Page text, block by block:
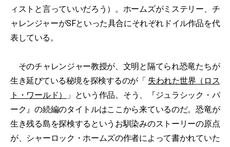
ィストと言っていいだろう）。ホームズがミステリー、チ
ャレンジャーがSFといった具合にそれぞれドイル作品を代
表している。
そのチャレンジャー教授が、文明と隔てられ恐竜たちが
生き延びている秘境を探検するのが「 失われた世界（ロス
ト・ワールド）
」という作品。そう、『ジュラシック・パ
ーク』の続編のタイトルはここから来ているのだ。恐竜が
生き残る島を探検するというお馴染みのストーリーの原点
が、シャーロック・ホームズの作者によって書かれていた